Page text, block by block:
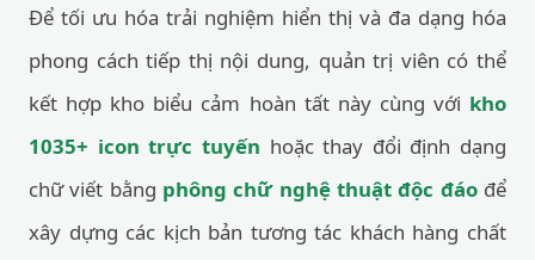
Để tối ưu hóa trải nghiệm hiển thị và đa dạng hóa
phong cách tiếp thị nội dung, quản trị viên có thể
kết hợp kho biểu cảm hoàn tất này cùng với kho
1035+ icon trực tuyến hoặc thay đổi định dạng
chữ viết bằng phông chữ nghệ thuật độc đáođể
xây dựng các kịch bản tương tác khách hàng chất